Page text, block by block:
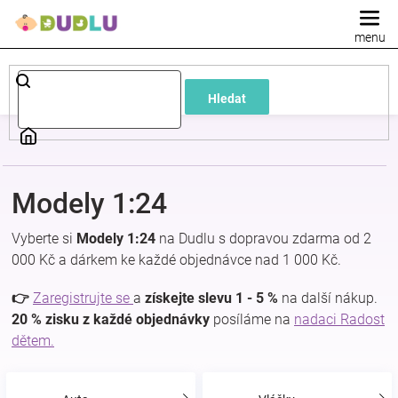
Hledat
Dětské
a
kojenecké
oblečení
Pokojíček
a
kojenecká
Modely 1:24
Vyberte si Modely 1:24 na Dudlu s dopravou zdarma od 2
000 Kč a dárkem ke každé objednávce nad 1 000 Kč.
👉 Zaregistrujte se a získejte slevu 1 - 5 % na další nákup.
20 % zisku z každé objednávky posíláme na nadaci Radost
dětem.